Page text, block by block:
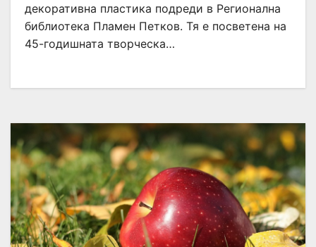
декоративна пластика подреди в Регионална
библиотека Пламен Петков. Тя е посветена на
45-годишната творческа…